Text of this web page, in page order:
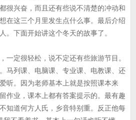
很兴奋，而且还有些说不清楚的冲动和
在这三个月里发生点什么事。最后介绍
。下面开始讲这个冬天的故事了。
定很轻松，说不定还有些旅游节目。
马列课、电脑课、专业课、电教课、还
听。因为老师基本上就是按照课本来
作业，课本上都有答案提示的。最有趣
知道何方人氏，乡音特别重。反正他每